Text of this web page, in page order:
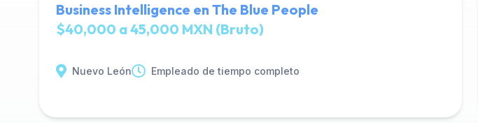
Business Intelligence en The Blue People
$40,000 a 45,000 MXN (Bruto)
Nuevo León Empleado de tiempo completo